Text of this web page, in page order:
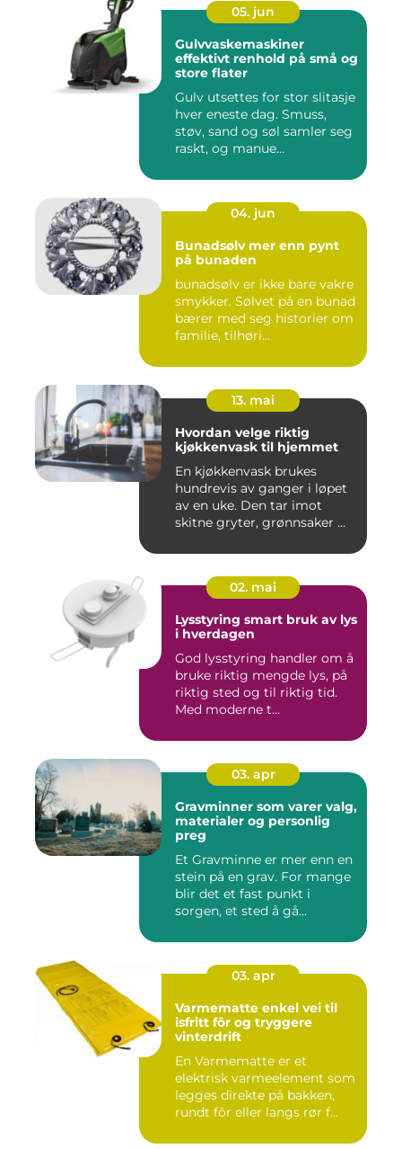
05. jun
Gulvvaskemaskiner
effektivt renhold på små og
store flater
Gulv utsettes for stor slitasje
hver eneste dag. Smuss,
støv, sand og søl samler seg
raskt, og manue...
04. jun
Bunadsølv mer enn pynt
på bunaden
bunadsølv er ikke bare vakre
smykker. Sølvet på en bunad
bærer med seg historier om
familie, tilhøri...
13. mai
Hvordan velge riktig
kjøkkenvask til hjemmet
En kjøkkenvask brukes
hundrevis av ganger i løpet
av en uke. Den tar imot
skitne gryter, grønnsaker ...
02. mai
Lysstyring smart bruk av lys
i hverdagen
God lysstyring handler om å
bruke riktig mengde lys, på
riktig sted og til riktig tid.
Med moderne t...
03. apr
Gravminner som varer valg,
materialer og personlig
preg
Et Gravminne er mer enn en
stein på en grav. For mange
blir det et fast punkt i
sorgen, et sted å gå...
03. apr
Varmematte enkel vei til
isfritt fôr og tryggere
vinterdrift
En Varmematte er et
elektrisk varmeelement som
legges direkte på bakken,
rundt fôr eller langs rør f...